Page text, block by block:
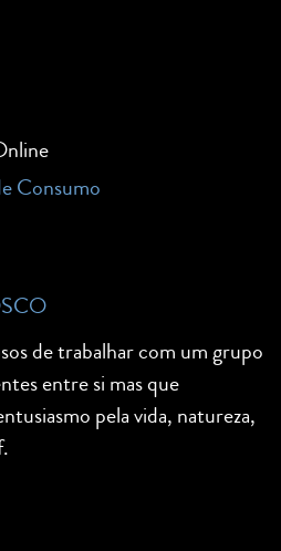
Consumo
de trabalhar com um grupo
entre si mas que
pela vida, natureza,